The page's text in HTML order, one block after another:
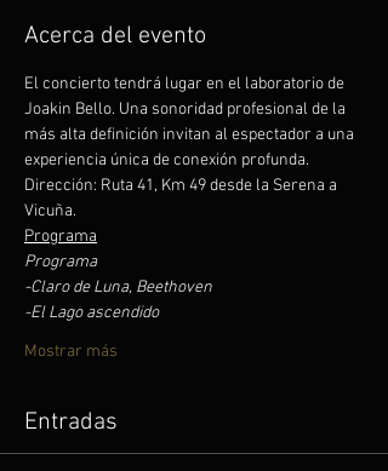
Acerca del evento
El concierto tendrá lugar en el laboratorio de
Joakin Bello. Una sonoridad profesional de la
más alta definición invitan al espectador a una
experiencia única de conexión profunda.
Dirección: Ruta 41, Km 49 desde la Serena a
Vicuña.
Programa
Programa
-Claro de Luna, Beethoven
-El Lago ascendido
Mostrar más
Entradas